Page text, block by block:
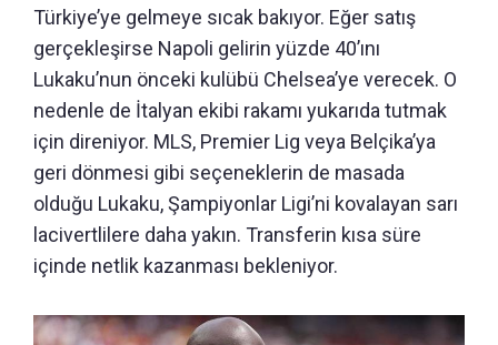
Türkiye’ye gelmeye sıcak bakıyor. Eğer satış
gerçekleşirse Napoli gelirin yüzde 40’ını
Lukaku’nun önceki kulübü Chelsea’ye verecek. O
nedenle de İtalyan ekibi rakamı yukarıda tutmak
için direniyor. MLS, Premier Lig veya Belçika’ya
geri dönmesi gibi seçeneklerin de masada
olduğu Lukaku, Şampiyonlar Ligi’ni kovalayan sarı
lacivertlilere daha yakın. Transferin kısa süre
içinde netlik kazanması bekleniyor.